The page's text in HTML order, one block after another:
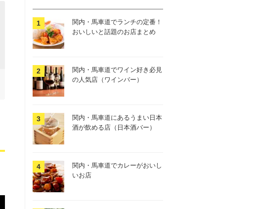
関内・馬車道でランチの定番！
おいしいと話題のお店まとめ
関内・馬車道でワイン好き必見
の人気店（ワインバー）
関内・馬車道にあるうまい日本
酒が飲める店（日本酒バー）
関内・馬車道でカレーがおいし
いお店